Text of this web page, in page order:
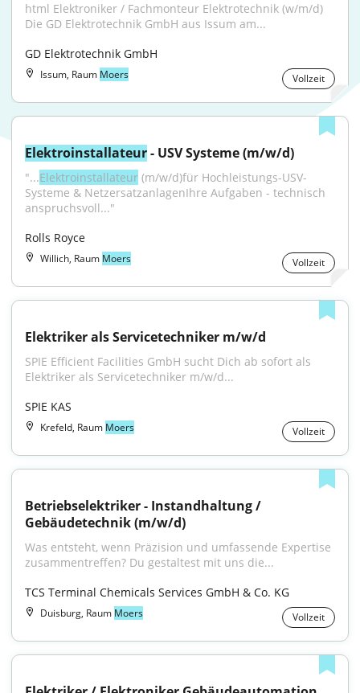
html Elektroniker / Fachmonteur Elektrotechnik (w/m/d)
Die GD Elektrotechnik GmbH aus Issum am...
GD Elektrotechnik GmbH
Issum, Raum Moers Vollzeit
Elektroinstallateur - USV Systeme (m/w/d)
"...Elektroinstallateur (m/w/d)für Hochleistungs-USV-
Systeme & NetzersatzanlagenIhre Aufgaben - technisch
anspruchsvoll..."
Rolls Royce
Willich, Raum Moers Vollzeit
Elektriker als Servicetechniker m/w/d
SPIE Efficient Facilities GmbH sucht Dich ab sofort als
Elektriker als Servicetechniker m/w/d...
SPIE KAS
Krefeld, Raum Moers Vollzeit
Betriebselektriker - Instandhaltung /
Gebäudetechnik (m/w/d)
Was entsteht, wenn Präzision und umfassende Expertise
zusammentreffen? Du gestaltest mit uns die...
TCS Terminal Chemicals Services GmbH & Co. KG
Duisburg, Raum Moers Vollzeit